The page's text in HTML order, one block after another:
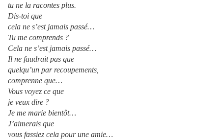
tu ne la racontes plus.
Dis-toi que
cela ne s’est jamais passé…
Tu me comprends ?
Cela ne s’est jamais passé…
Il ne faudrait pas que
quelqu’un par recoupements,
comprenne que…
Vous voyez ce que
je veux dire ?
Je me marie bientôt…
J’aimerais que
vous fassiez cela pour une amie…